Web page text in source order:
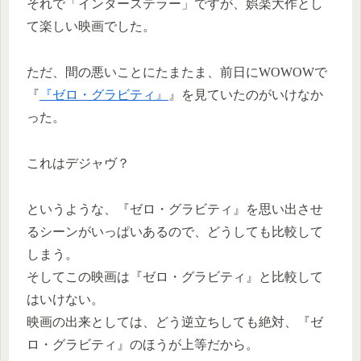
それで「インターステラー」ですが、娯楽大作とし
て楽しい映画でした。
ただ、間の悪いことにたまたま、前日にWOWOWで
『 『ゼロ・グラビティ』
』を見ていたのがいけなか
った。
これはデジャヴ？
というような、『ゼロ・グラビティ』を思い出させ
るシーンがいっぱいあるので、どうしても比較して
しまう。
そしてこの映画は『ゼロ・グラビティ』と比較して
はいけない。
映画の出来としては、どう逆立ちしても絶対、『ゼ
ロ・グラビティ』のほうが上等だから。